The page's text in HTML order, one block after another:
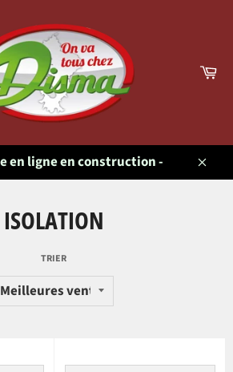
en ligne en construction -
Close
ISOLATION
TRIER